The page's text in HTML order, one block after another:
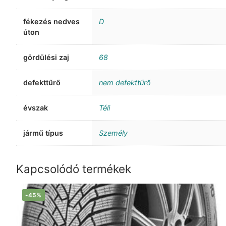
fékezés nedves
úton
D
gördülési zaj 68
defekttűrő nem defekttűrő
évszak Téli
jármű típus Személy
Kapcsolódó termékek
-45%